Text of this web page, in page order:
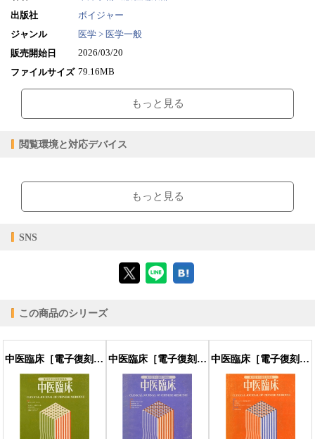
出版社
ボイジャー
ジャンル
医学 > 医学一般
販売開始日
2026/03/20
ファイルサイズ 79.16MB
ファイル形式
epub
購入
レンタル
閲覧可能期間
もっと見る
閲覧環境と対応デバイス
ブラウザビューア・PC版ConTenDoビューア・モバイルビューア
【対応デバイス】
【PC版ConTenDoビューア】
【モバイルビューア】
もっと見る
SNS
この商品のシリーズ
中医臨床［電子復刻版］通巻1号 中医臨床［電子復刻版］通巻2号 中医臨床［電子復刻版］通巻3号